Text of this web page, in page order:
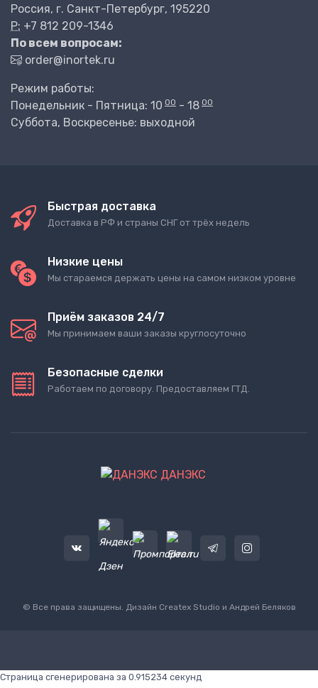
Россия, г. Санкт-Петербург, 195220
P: +7 812 209-1346
По всем вопросам:
order@inortek.ru
Режим работы:
Понедельник - Пятница: 10 00 - 18 00
Суббота, Воскресенье: выходной
Быстрая доставка
Доставка в РФ и страны СНГ от трёх недель
Низкие цены
Мы стараемся держать цены на самом низком уровне
Приём заказов 24/7
Мы принимаем ваши заказы круглосуточно
Безопасные сделки
Работаем по договору. Предоставляем ГТД.
ДАНЭКС
© Все права защищены. Дизайн Createx Studio и Андрей Беляков
Страница сгенерирована за 0.915234 секунд